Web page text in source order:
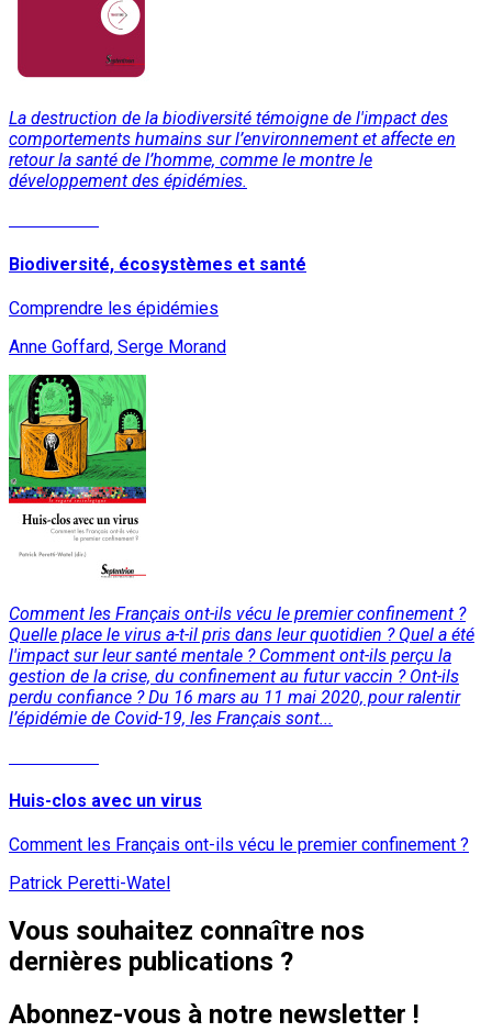
La destruction de la biodiversité témoigne de l'impact des
comportements humains sur l’environnement et affecte en
retour la santé de l’homme, comme le montre le
développement des épidémies.
Biodiversité, écosystèmes et santé
Comprendre les épidémies
Anne Goffard, Serge Morand
Comment les Français ont-ils vécu le premier confinement ?
Quelle place le virus a-t-il pris dans leur quotidien ? Quel a été
l'impact sur leur santé mentale ? Comment ont-ils perçu la
gestion de la crise, du confinement au futur vaccin ? Ont-ils
perdu confiance ? Du 16 mars au 11 mai 2020, pour ralentir
l’épidémie de Covid-19, les Français sont...
Huis-clos avec un virus
Comment les Français ont-ils vécu le premier confinement ?
Patrick Peretti-Watel
Vous souhaitez connaître nos
dernières publications ?
Abonnez-vous à notre newsletter !